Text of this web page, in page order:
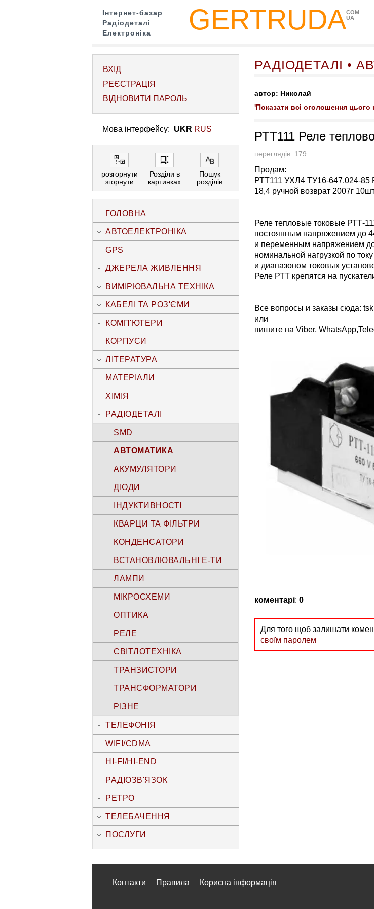
Інтернет-базар
Радіодеталі
Електроніка
GERTRUDACOM
UA
ВХІД
РЕЄСТРАЦІЯ
ВІДНОВИТИ ПАРОЛЬ
Мова інтерфейсу: UKR RUS
розгорнути
згорнути
Розділи в
картинках
Пошук
розділів
ГОЛОВНА
АВТОЕЛЕКТРОНІКА
GPS
ДЖЕРЕЛА ЖИВЛЕННЯ
ВИМІРЮВАЛЬНА ТЕХНІКА
КАБЕЛІ ТА РОЗ'ЄМИ
КОМП'ЮТЕРИ
КОРПУСИ
ЛІТЕРАТУРА
МАТЕРІАЛИ
ХІМІЯ
РАДІОДЕТАЛІ
SMD
АВТОМАТИКА
АКУМУЛЯТОРИ
ДІОДИ
ІНДУКТИВНОСТІ
КВАРЦИ ТА ФІЛЬТРИ
КОНДЕНСАТОРИ
ВСТАНОВЛЮВАЛЬНІ Е-ТИ
ЛАМПИ
МІКРОСХЕМИ
ОПТИКА
РЕЛЕ
СВІТЛОТЕХНІКА
ТРАНЗИСТОРИ
ТРАНСФОРМАТОРИ
РІЗНЕ
ТЕЛЕФОНІЯ
WIFI/CDMA
HI-FI/HI-END
РАДІОЗВ'ЯЗОК
РЕТРО
ТЕЛЕБАЧЕННЯ
ПОСЛУГИ
РАДІОДЕТАЛІ •
автор: Николай
'Показати всі оголошення цього
РТТ111 Реле
переглядів: 179
Продам:
РТТ111 УХЛ4 ТУ16-647.024-85
18,4 ручной возврат 2007г
Реле тепловые токовые РТТ-
постоянным напряжением до
и переменным напряжением
номинальной нагрузкой по
и диапазоном токовых
Реле РТТ крепятся на
Все вопросы и заказы сюда:
или
пишите на Viber,
коментарі: 0
Для того щоб залишати
своїм паролем
Контакти Правила Корисна інформація